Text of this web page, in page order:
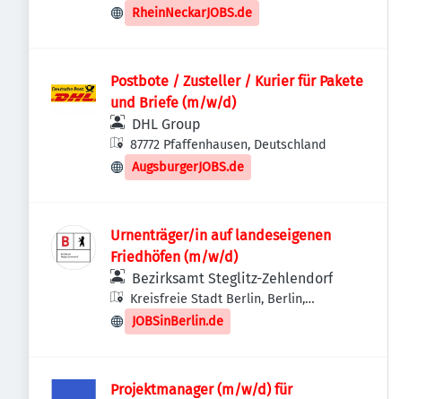
RheinNeckarJOBS.de
Postbote / Zusteller / Kurier für Pakete
und Briefe (m/w/d)
DHL Group
87772 Pfaffenhausen, Deutschland
AugsburgerJOBS.de
Urnenträger/in auf landeseigenen
Friedhöfen (m/w/d)
Bezirksamt Steglitz-Zehlendorf
Kreisfreie Stadt Berlin, Berlin,
Deutschland
JOBSinBerlin.de
Projektmanager (m/w/d) für